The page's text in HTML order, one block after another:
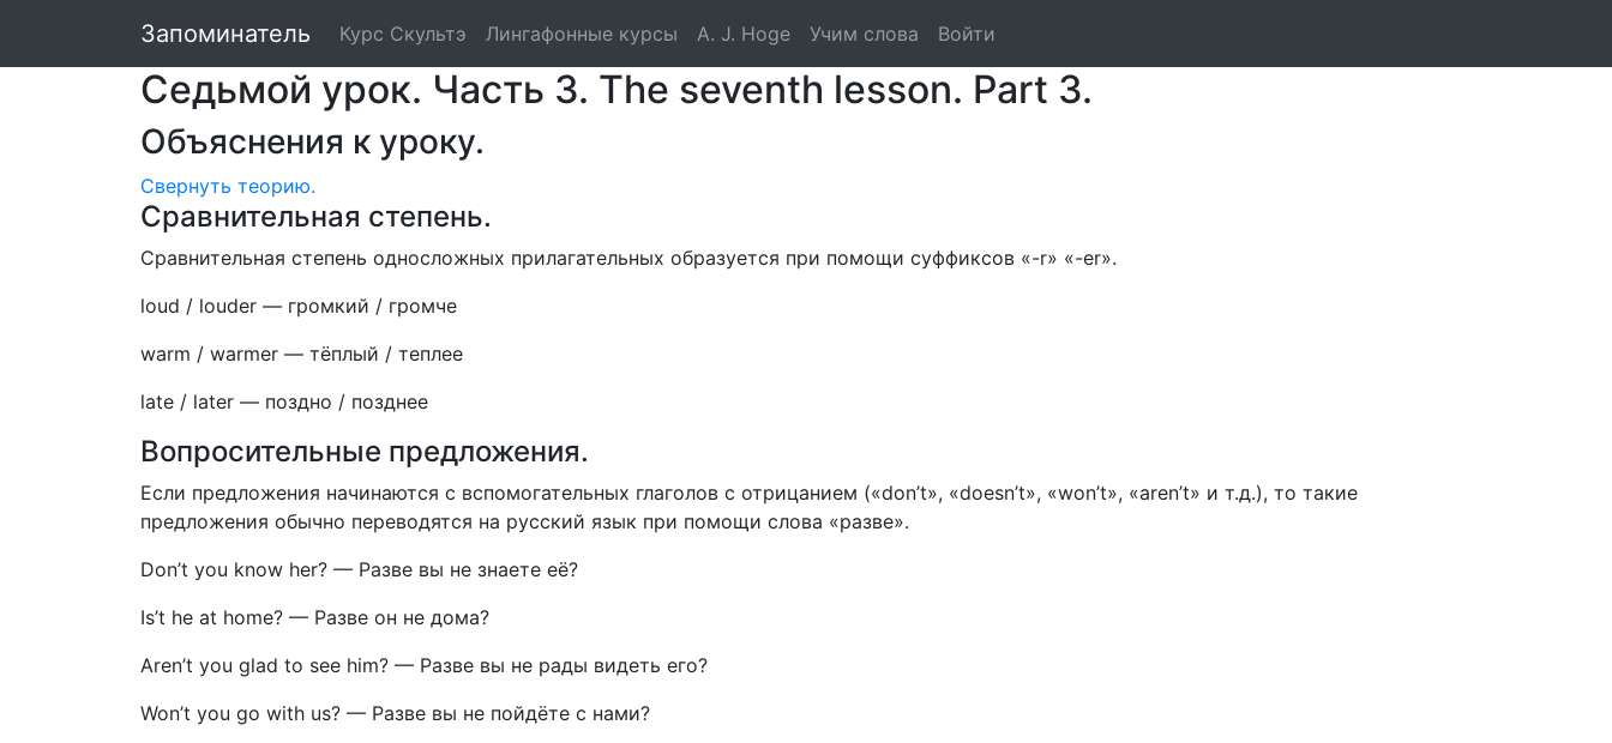
Запоминатель Курс Скультэ Лингафонные курсы A. J. Hoge Учим слова Войти
Валентина Скультэ. Английский язык. Часть 2.
Седьмой урок. Часть 3. The seventh lesson. Part 3.
Объяснения к уроку.
Свернуть теорию.
Сравнительная степень.
Сравнительная степень односложных прилагательных образуется при помощи суффиксов «-r» «-er».
loud / louder — громкий / громче
warm / warmer — тёплый / теплее
late / later — поздно / позднее
Вопросительные предложения.
Если предложения начинаются с вспомогательных глаголов с отрицанием («don’t», «doesn’t», «won’t», «aren’t» и т.д.), то такие
предложения обычно переводятся на русский язык при помощи слова «разве».
Don’t you know her? — Разве вы не знаете её?
Is’t he at home? — Разве он не дома?
Aren’t you glad to see him? — Разве вы не рады видеть его?
Won’t you go with us? — Разве вы не пойдёте с нами?